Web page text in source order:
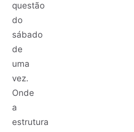
questão
do
sábado
de
uma
vez.
Onde
a
estrutura